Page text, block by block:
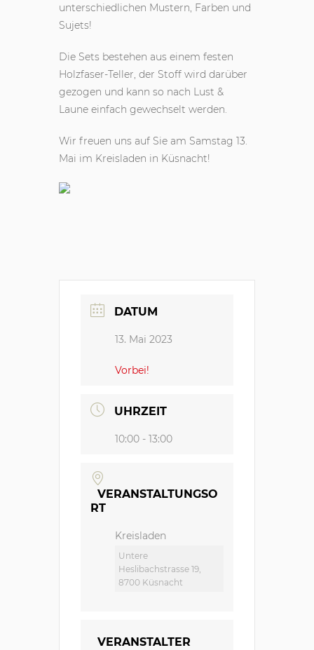
unterschiedlichen Mustern, Farben und
Sujets!
Die Sets bestehen aus einem festen
Holzfaser-Teller, der Stoff wird darüber
gezogen und kann so nach Lust &
Laune einfach gewechselt werden.
Wir freuen uns auf Sie am Samstag 13.
Mai im Kreisladen in Küsnacht!
DATUM
13. Mai 2023
Vorbei!
UHRZEIT
10:00 - 13:00
VERANSTALTUNGSO
RT
Kreisladen
Untere
Heslibachstrasse 19,
8700 Küsnacht
VERANSTALTER